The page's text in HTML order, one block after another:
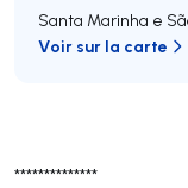
**************
Santa Marinha e
Voir sur la carte